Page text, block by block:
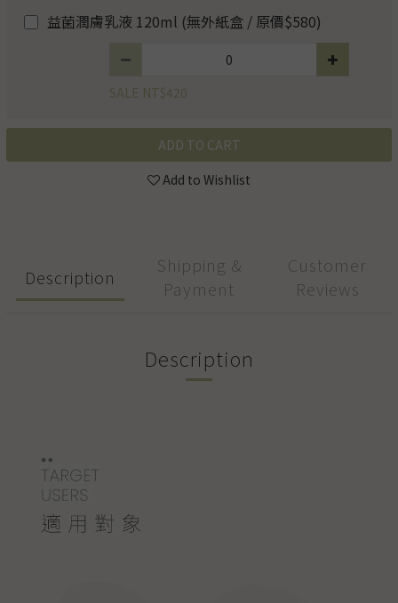
益菌潤膚乳液 120ml (無外紙盒 / 原價$580)
SALE NT$420
ADD TO CART
Add to Wishlist
Description
Shipping &
Payment
Customer
Reviews
Description